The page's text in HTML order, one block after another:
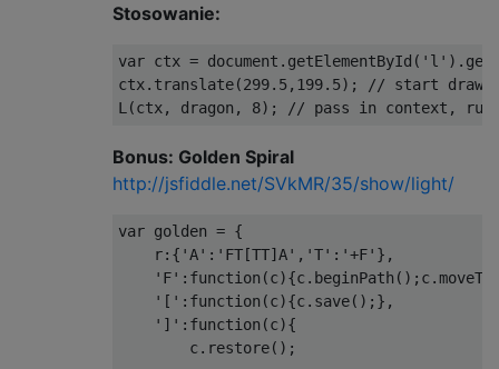
    r: {'A':'B[A]A','B':'BB'},
']':function(c){c.restore();c.rotate(-
    'B':function(c){this['A'](c);},
    a:-Math.PI/2,
};
var tree = {
    r:{'X':'F-[[X]+X]+F[+FX]-X','F':'FF'},
'+':function(c){c.rotate(-
'-':function(c){c.rotate(-
Stosowanie:
var ctx =
ctx.translate(299.5,199.5); // start
Bonus: Golden Spiral
http://jsfiddle.net/SVkMR/35/show/light/
var golden = {
    r:{'A':'FT[TT]A','T':'+F'},
    '[':function(c){c.save();},
    ']':function(c){
        c.restore();